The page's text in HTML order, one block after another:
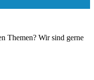
Themen? Wir sind gerne